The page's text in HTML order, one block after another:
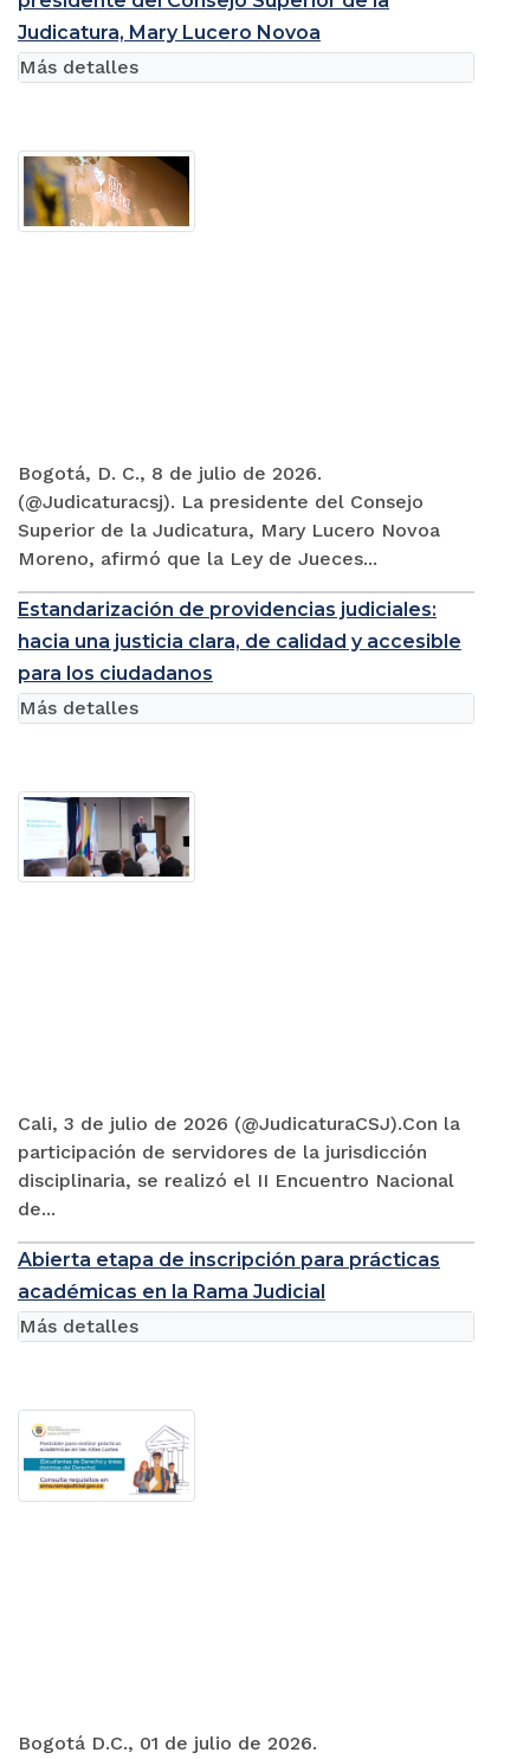
Judicatura, Mary Lucero Novoa
Bogotá, D. C., 8 de julio de 2026.
(@Judicaturacsj). La presidente del Consejo
Superior de la Judicatura, Mary Lucero Novoa
Moreno, afirmó que la Ley de Jueces...
Más detalles
Estandarización de providencias judiciales:
hacia una justicia clara, de calidad y accesible
para los ciudadanos
Cali, 3 de julio de 2026 (@JudicaturaCSJ).Con la
participación de servidores de la jurisdicción
disciplinaria, se realizó el II Encuentro Nacional
de...
Más detalles
Abierta etapa de inscripción para prácticas
académicas en la Rama Judicial
Bogotá D.C., 01 de julio de 2026.
Más detalles